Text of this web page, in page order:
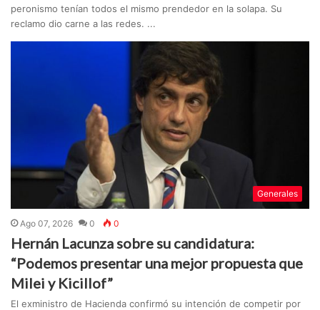
peronismo tenían todos el mismo prendedor en la solapa. Su
reclamo dio carne a las redes. ...
Generales
Ago 07, 2026 0 0
Hernán Lacunza sobre su candidatura:
“Podemos presentar una mejor propuesta que
Milei y Kicillof”
El exministro de Hacienda confirmó su intención de competir por